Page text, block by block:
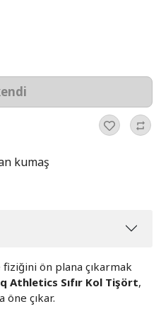
kumaş
ön plana çıkarmak
Athletics Sıfır Kol Tişört,
öne çıkar.